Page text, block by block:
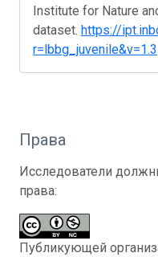
Institute for Nature
dataset. https://
r=lbbg_juvenile&v=1.3
Права
Исследователи
права:
Публикующей